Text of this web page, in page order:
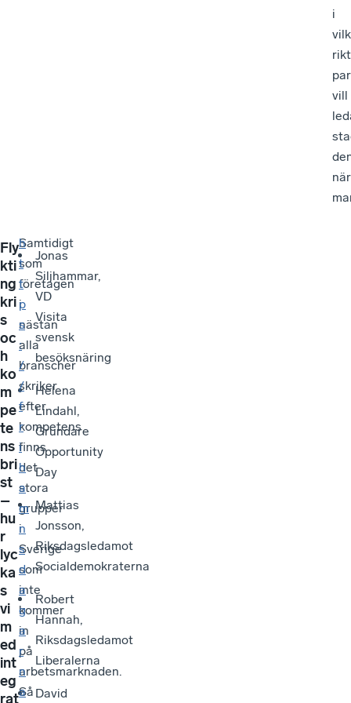
i
vill
Fly
kti
ng
kri
s
oc
h
ko
m
pe
te
ns
bri
st
–
hu
r
lyc
ka
s
vi
m
ed
int
eg
rat
Samtidigt
som
företagen
i
nästan
alla
branscher
skriker
efter
kompetens
finns
det
stora
grupper
i
Sverige
som
inte
kommer
in
på
arbetsmarknaden.
Så
Jonas
Siljhammar,
VD
Visita
svensk
besöksnäring
Helena
Lindahl,
Grundare
Opportunity
Day
Mattias
Jonsson,
Riksdagsledamot
Socialdemokraterna
Robert
Hannah,
Riksdagsledamot
Liberalerna
David
h
t
t
p
s
:
/
/
f
r
i
h
a
m
n
s
d
a
g
a
r
n
a